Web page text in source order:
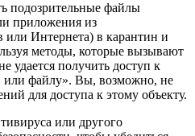
подозрительные файлы
приложения из
Интернета) в карантин и
методы, которые вызывают
удается получить доступ к
или файлу». Вы, возможно, не
для доступа к этому объекту.
или другого